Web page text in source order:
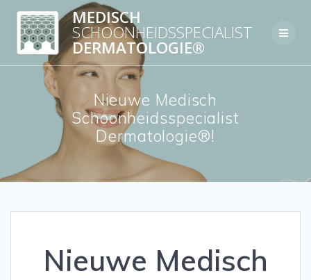
content
MEDISCH
SCHOONHEIDSSPECIALIST
DERMATOLOGIE®
Nieuwe Medisch
Schoonheidsspecialist
Dermatologie®!
Nieuwe Medisch